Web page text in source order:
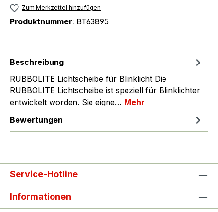
Zum Merkzettel hinzufügen
Produktnummer: BT63895
Beschreibung
RUBBOLITE Lichtscheibe für Blinklicht Die
RUBBOLITE Lichtscheibe ist speziell für Blinklichter
entwickelt worden. Sie eigne… Mehr
Bewertungen
Service-Hotline
Informationen